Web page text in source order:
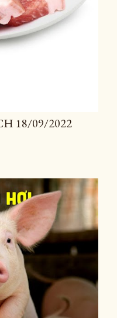
18/09/2022